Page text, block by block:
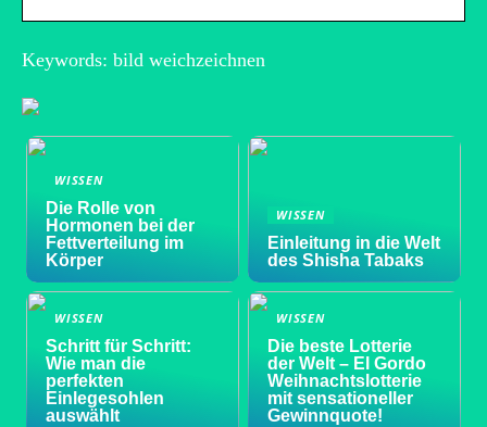
Keywords: bild weichzeichnen
WISSEN
Die Rolle von
Hormonen bei der
Fettverteilung im
Körper
WISSEN
Einleitung in die Welt
des Shisha Tabaks
WISSEN
Schritt für Schritt:
Wie man die
perfekten
Einlegesohlen
auswählt
WISSEN
Die beste Lotterie
der Welt – El Gordo
Weihnachtslotterie
mit sensationeller
Gewinnquote!